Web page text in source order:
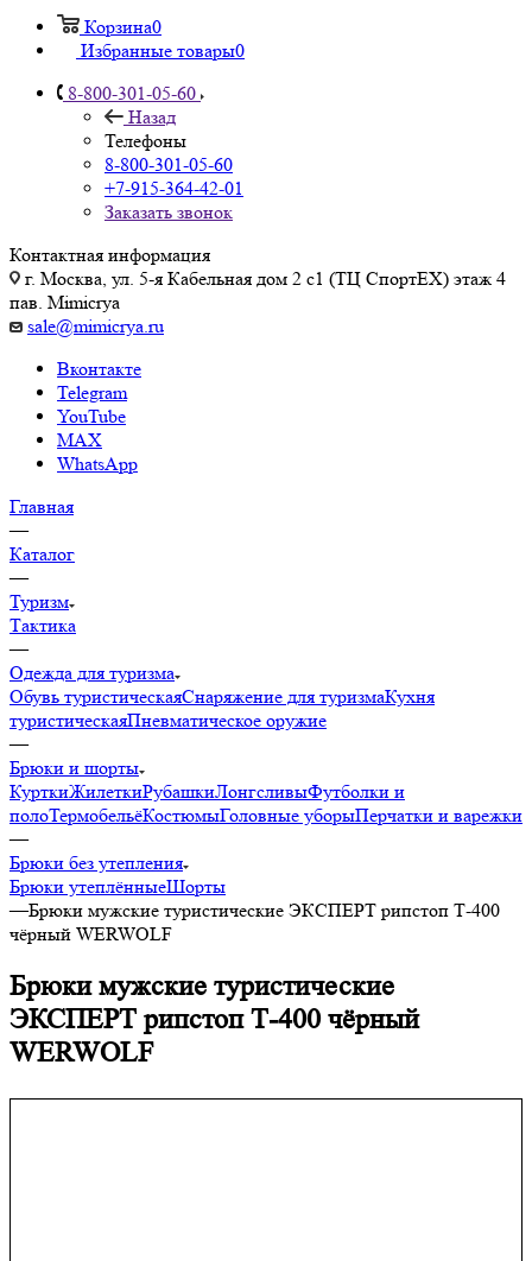
Корзина0
Избранные товары0
8-800-301-05-60
Назад
Телефоны
8-800-301-05-60
+7-915-364-42-01
Заказать звонок
Контактная информация
г. Москва, ул. 5-я Кабельная дом 2 с1 (ТЦ СпортEX) этаж 4
пав. Mimicrya
sale@mimicrya.ru
Вконтакте
Telegram
YouTube
MAX
WhatsApp
Главная
—
Каталог
—
Туризм
Тактика
—
Одежда для туризма
Обувь туристическаяСнаряжение для туризмаКухня
туристическаяПневматическое оружие
—
Брюки и шорты
КурткиЖилеткиРубашкиЛонгсливыФутболки и
полоТермобельёКостюмыГоловные уборыПерчатки и варежки
—
Брюки без утепления
Брюки утеплённыеШорты
—Брюки мужские туристические ЭКСПЕРТ рипстоп Т-400
чёрный WERWOLF
Брюки мужские туристические
ЭКСПЕРТ рипстоп Т-400 чёрный
WERWOLF